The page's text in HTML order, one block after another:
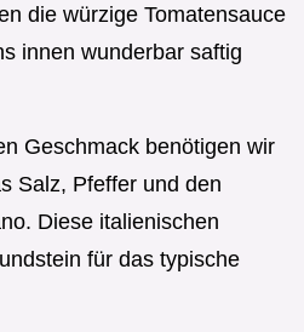
die würzige Tomatensauce
innen wunderbar saftig
Geschmack benötigen wir
Salz, Pfeffer und den
Diese italienischen
für das typische